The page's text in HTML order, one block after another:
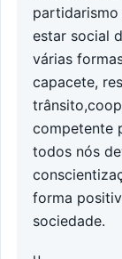
estar social
várias
capacete,
competente
todos nós
forma
sociedade.